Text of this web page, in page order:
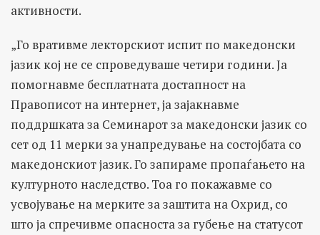
активности.
„Го вративме лекторскиот испит по македонски
јазик кој не се спроведуваше четири години. Ја
помогнавме бесплатната достапност на
Правописот на интернет, ја зајакнавме
поддршката за Семинарот за македонски јазик со
сет од 11 мерки за унапредување на состојбата со
македонскиот јазик. Го запираме пропаѓањето на
културното наследство. Тоа го покажавме со
усвојување на мерките за заштита на Охрид, со
што ја спречивме опасноста за губење на статусот